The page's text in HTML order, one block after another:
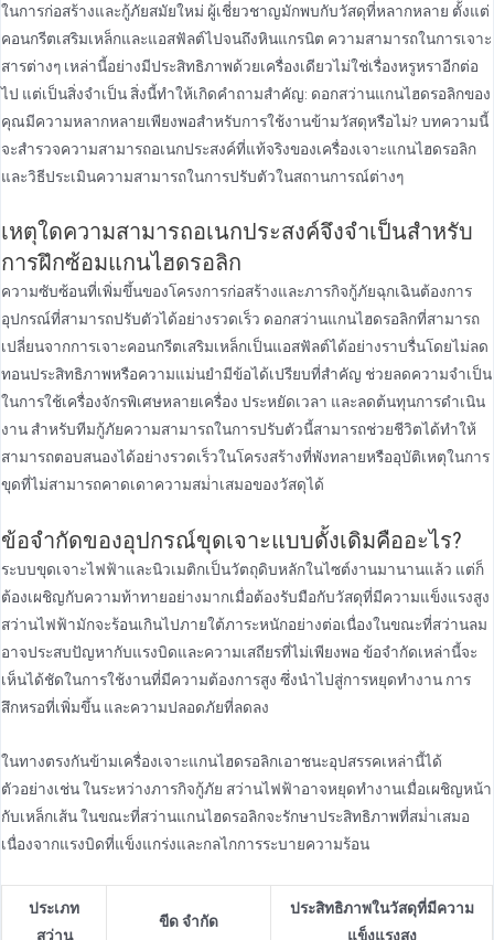
ในการก่อสร้างและกู้ภัยสมัยใหม่ ผู้เชี่ยวชาญมักพบกับวัสดุที่หลากหลาย ตั้งแต่
คอนกรีตเสริมเหล็กและแอสฟัลต์ไปจนถึงหินแกรนิต ความสามารถในการเจาะ
สารต่างๆ เหล่านี้อย่างมีประสิทธิภาพด้วยเครื่องเดียวไม่ใช่เรื่องหรูหราอีกต่อ
ไป แต่เป็นสิ่งจําเป็น สิ่งนี้ทําให้เกิดคําถามสําคัญ: ดอกสว่านแกนไฮดรอลิกของ
คุณมีความหลากหลายเพียงพอสําหรับการใช้งานข้ามวัสดุหรือไม่? บทความนี้
จะสํารวจความสามารถอเนกประสงค์ที่แท้จริงของเครื่องเจาะแกนไฮดรอลิก
และวิธีประเมินความสามารถในการปรับตัวในสถานการณ์ต่างๆ
เหตุใดความสามารถอเนกประสงค์จึงจําเป็นสําหรับ
การฝึกซ้อมแกนไฮดรอลิก
ความซับซ้อนที่เพิ่มขึ้นของโครงการก่อสร้างและภารกิจกู้ภัยฉุกเฉินต้องการ
อุปกรณ์ที่สามารถปรับตัวได้อย่างรวดเร็ว ดอกสว่านแกนไฮดรอลิกที่สามารถ
เปลี่ยนจากการเจาะคอนกรีตเสริมเหล็กเป็นแอสฟัลต์ได้อย่างราบรื่นโดยไม่ลด
ทอนประสิทธิภาพหรือความแม่นยํามีข้อได้เปรียบที่สําคัญ ช่วยลดความจําเป็น
ในการใช้เครื่องจักรพิเศษหลายเครื่อง ประหยัดเวลา และลดต้นทุนการดําเนิน
งาน สําหรับทีมกู้ภัยความสามารถในการปรับตัวนี้สามารถช่วยชีวิตได้ทําให้
สามารถตอบสนองได้อย่างรวดเร็วในโครงสร้างที่พังทลายหรืออุบัติเหตุในการ
ขุดที่ไม่สามารถคาดเดาความสม่ําเสมอของวัสดุได้
ข้อจํากัดของอุปกรณ์ขุดเจาะแบบดั้งเดิมคืออะไร?
ระบบขุดเจาะไฟฟ้าและนิวเมติกเป็นวัตถุดิบหลักในไซต์งานมานานแล้ว แต่ก็
ต้องเผชิญกับความท้าทายอย่างมากเมื่อต้องรับมือกับวัสดุที่มีความแข็งแรงสูง
สว่านไฟฟ้ามักจะร้อนเกินไปภายใต้ภาระหนักอย่างต่อเนื่องในขณะที่สว่านลม
อาจประสบปัญหากับแรงบิดและความเสถียรที่ไม่เพียงพอ ข้อจํากัดเหล่านี้จะ
เห็นได้ชัดในการใช้งานที่มีความต้องการสูง ซึ่งนําไปสู่การหยุดทํางาน การ
สึกหรอที่เพิ่มขึ้น และความปลอดภัยที่ลดลง
ในทางตรงกันข้ามเครื่องเจาะแกนไฮดรอลิกเอาชนะอุปสรรคเหล่านี้ได้
ตัวอย่างเช่น ในระหว่างภารกิจกู้ภัย สว่านไฟฟ้าอาจหยุดทํางานเมื่อเผชิญหน้า
กับเหล็กเส้น ในขณะที่สว่านแกนไฮดรอลิกจะรักษาประสิทธิภาพที่สม่ําเสมอ
เนื่องจากแรงบิดที่แข็งแกร่งและกลไกการระบายความร้อน
ประเภท
สว่าน
ขีด จำกัด
ประสิทธิภาพในวัสดุที่มีความ
แข็งแรงสูง